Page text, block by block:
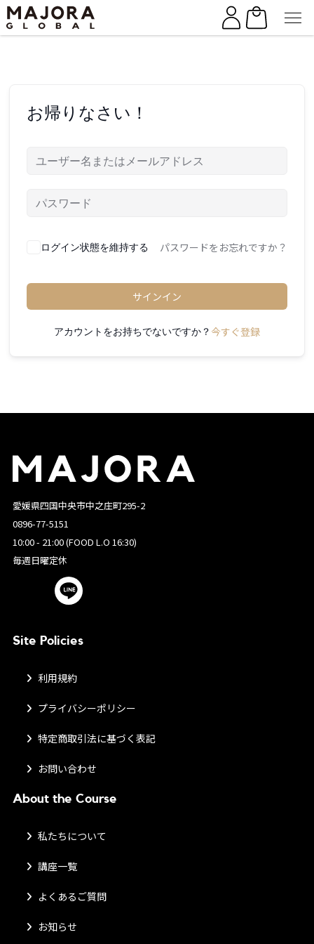
Skip
Skip
お帰りなさい！
ログイン状態を維持する パスワードをお忘れですか？
サインイン
アカウントをお持ちでないですか？ 今すぐ登録
愛媛県四国中央市中之庄町295-2
0896-77-5151
10:00 - 21:00 (FOOD L.O 16:30)
毎週日曜定休
Site Policies
利用規約
プライバシーポリシー
特定商取引法に基づく表記
お問い合わせ
About the Course
私たちについて
講座一覧
よくあるご質問
お知らせ